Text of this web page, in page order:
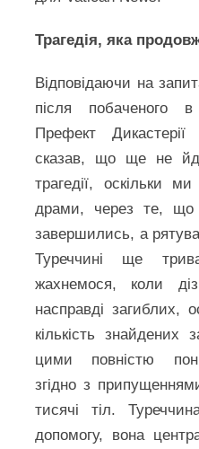
Трагедія, яка
Відповідаючи на
після побаченого
Префект
сказав, що ще не
трагедії, оскільки
драми, через те, що
завершились, а
Туреччині ще
жахнемося, коли
насправді загиблих,
кількість знайдених
цими повністю
згідно з
тисячі тіл.
допомогу, вона